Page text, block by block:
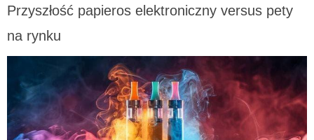
Przyszłość papieros elektroniczny versus pety
na rynku